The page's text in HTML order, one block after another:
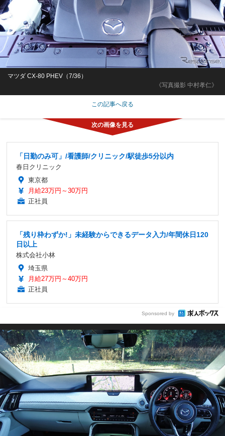
《写真撮影 中村孝仁》
マツダ CX-80 PHEV（7/36）
この記事へ戻る
「日勤のみ可」/看護師/クリニック/駅徒歩5分以内
春日クリニック
東京都
月給23万円～30万円
正社員
「残り枠わずか!」未経験からできるデータ入力/年間休日120
日以上
株式会社小林
埼玉県
月給27万円～40万円
正社員
Sponsored by